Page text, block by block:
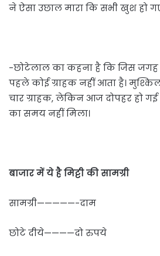
ने ऐसा उछाल मारा कि सभी खुश हो
-छोटेलाल का कहना है कि जिस जगह
पहले कोई ग्राहक नहीं आता है।
चार ग्राहक, लेकिन आज दोपहर हो
का समय नहीं मिला।
बाजार में ये है मिट्टी की सामग्री
सामग्री—————-दाम
छोटे दीये————दो रुपये